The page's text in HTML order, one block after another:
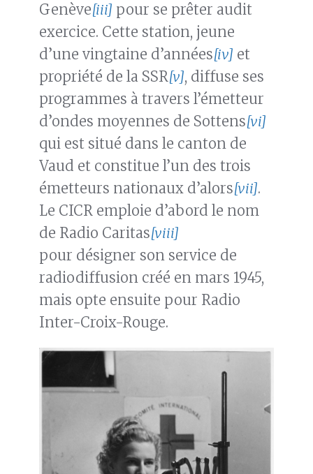
Genève[iii] pour se prêter audit
exercice. Cette station, jeune
d’une vingtaine d’années[iv] et
propriété de la SSR[v], diffuse ses
programmes à travers l’émetteur
d’ondes moyennes de Sottens[vi]
qui est situé dans le canton de
Vaud et constitue l’un des trois
émetteurs nationaux d’alors[vii].
Le CICR emploie d’abord le nom
de Radio Caritas[viii]
pour désigner son service de
radiodiffusion créé en mars 1945,
mais opte ensuite pour Radio
Inter-Croix-Rouge.